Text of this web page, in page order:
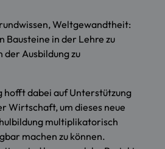
Weltgewandtheit:
Bausteine in der Lehre zu
der Ausbildung zu
hofft dabei auf Unterstützung
Wirtschaft, um dieses neue
multiplikatorisch
machen zu können.